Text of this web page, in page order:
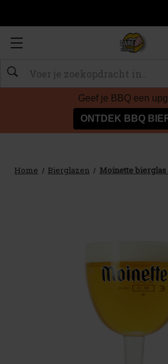
Zoeken
Geef je BBQ een
ONTDEK BBQ
Home Bierglazen Moinette bierglas